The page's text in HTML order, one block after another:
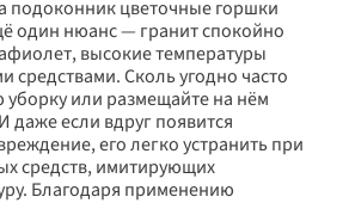
подоконник цветочные горшки
один нюанс — гранит спокойно
высокие температуры
средствами. Сколь угодно часто
или размещайте на нём
даже если вдруг появится
его легко устранить при
средств, имитирующих
Благодаря применению